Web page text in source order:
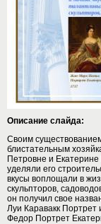
Описание слайда:
Своим
блистательным
Петровне и
уделяли его
вкусы воплощали в
скульпторов,
он получил свое
Луи Каравакк
Федор Портрет